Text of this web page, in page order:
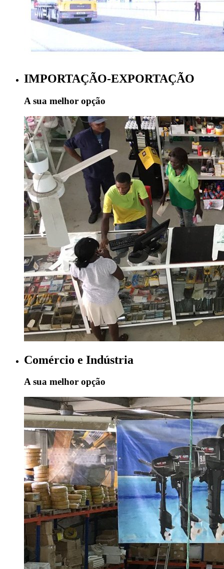
IMPORTAÇÃO-EXPORTAÇÃO
A sua melhor opção
Comércio e Indústria
A sua melhor opção